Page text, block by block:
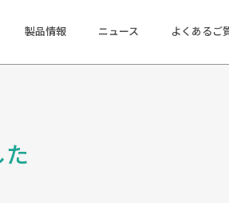
製品情報 ニュース よくあるご